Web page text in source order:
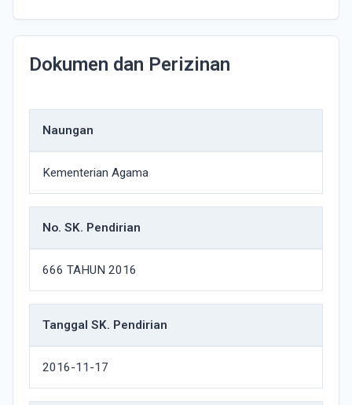
Dokumen dan Perizinan
Naungan
Kementerian Agama
No. SK. Pendirian
666 TAHUN 2016
Tanggal SK. Pendirian
2016-11-17